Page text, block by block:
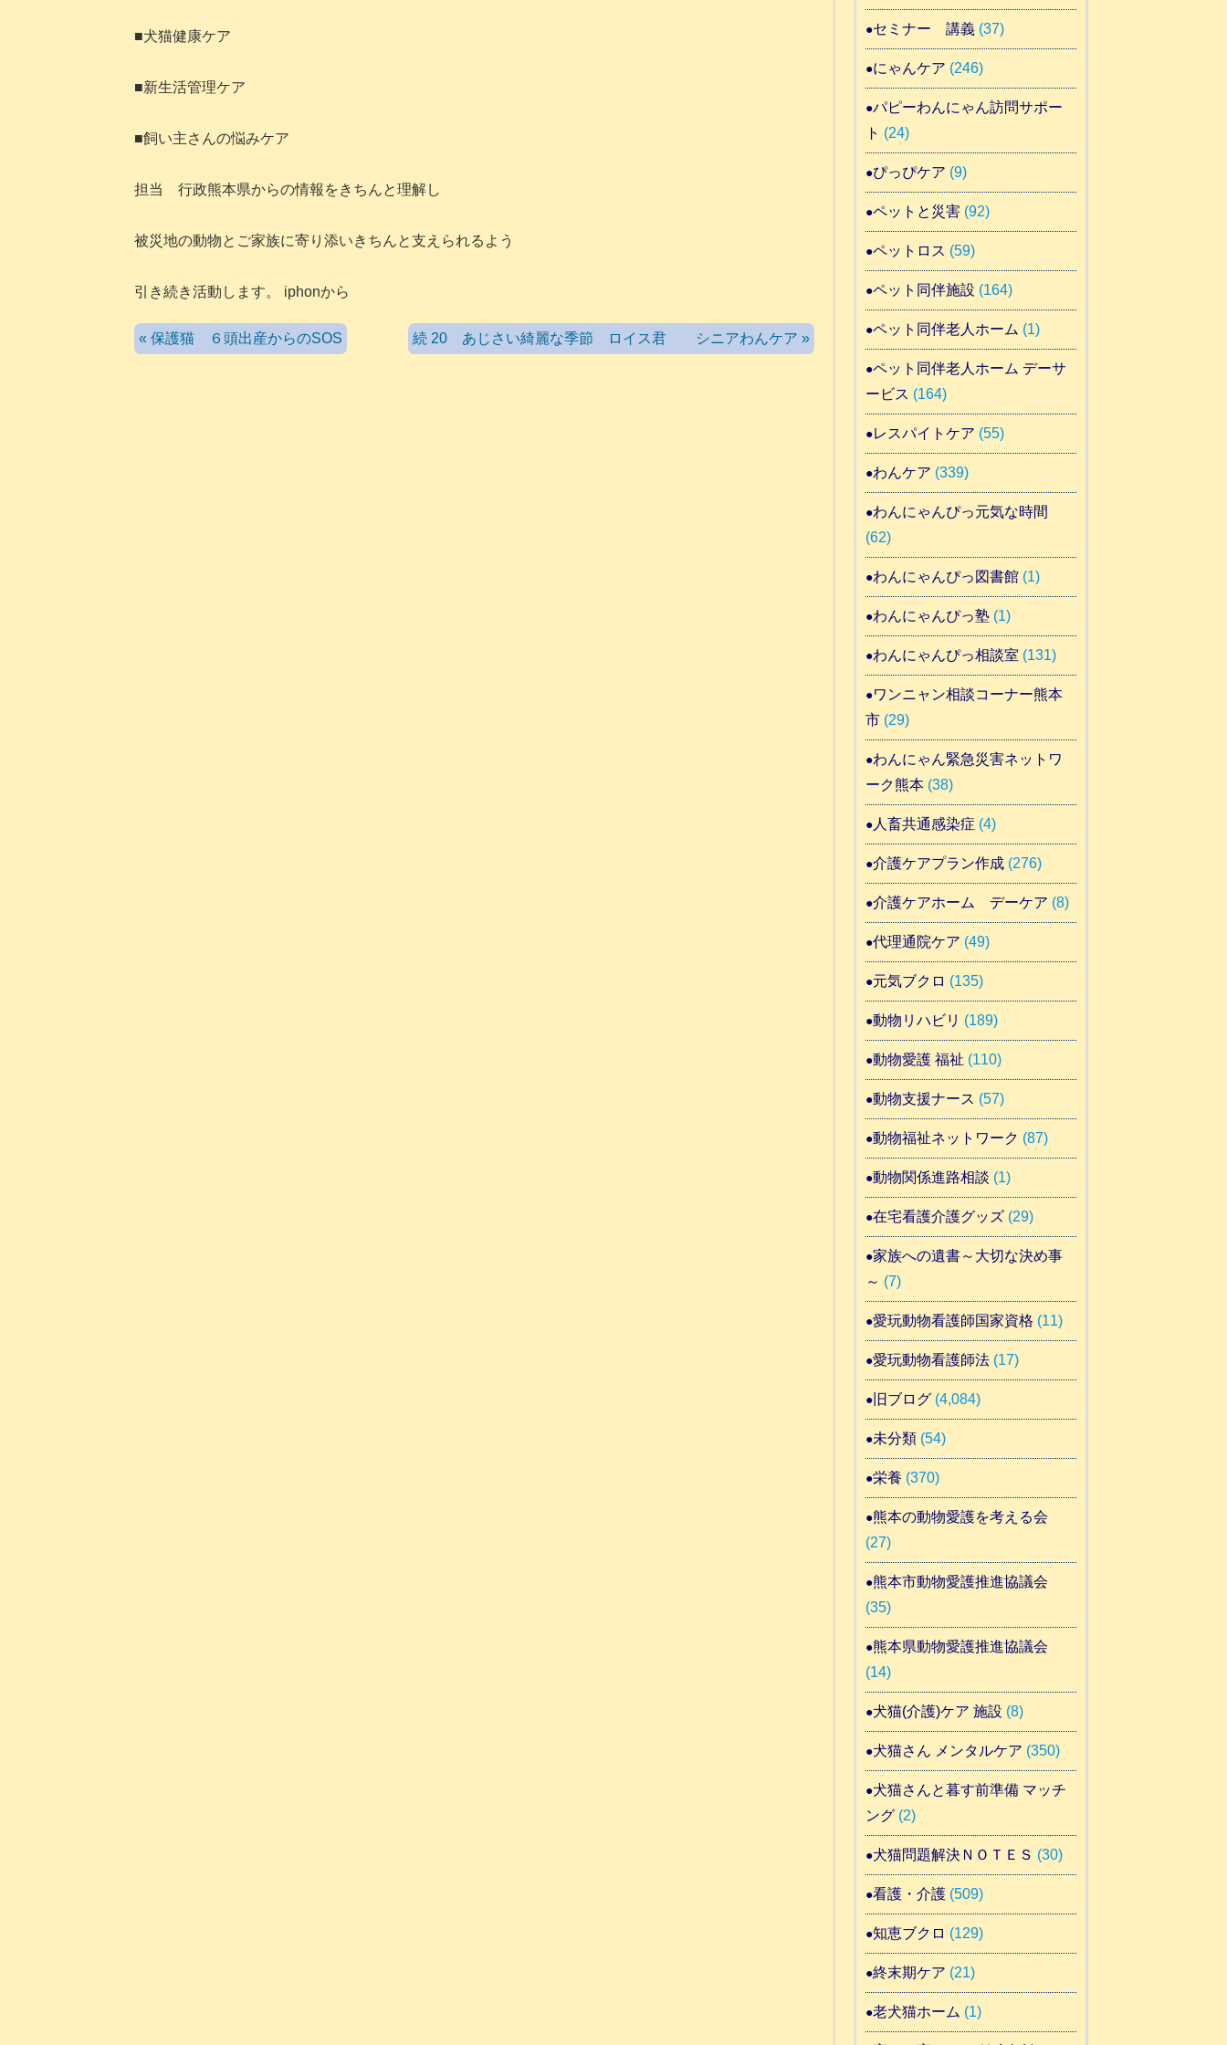
■犬猫健康ケア
■新生活管理ケア
■飼い主さんの悩みケア
担当 行政熊本県からの情報をきちんと理解し
被災地の動物とご家族に寄り添いきちんと支えられるよう
引き続き活動します。 iphonから
« 保護猫 ６頭出産からのSOS 続 20 あじさい綺麗な季節 ロイス君 シニアわんケア »
セミナー 講義(37)
にゃんケア (246)
パピーわんにゃん訪問サポー
ト (24)
ぴっぴケア (9)
ペットと災害(92)
ペットロス (59)
ペット同伴施設 (164)
ペット同伴老人ホーム (1)
ペット同伴老人ホーム デーサ
ービス (164)
レスパイトケア (55)
わんケア (339)
わんにゃんぴっ元気な時間
(62)
わんにゃんぴっ図書館(1)
わんにゃんぴっ塾(1)
わんにゃんぴっ相談室 (131)
ワンニャン相談コーナー熊本
市(29)
わんにゃん緊急災害ネットワ
ーク熊本(38)
人畜共通感染症 (4)
介護ケアプラン作成(276)
介護ケアホーム デーケア (8)
代理通院ケア (49)
元気ブクロ (135)
動物リハビリ (189)
動物愛護 福祉 (110)
動物支援ナース (57)
動物福祉ネットワーク (87)
動物関係進路相談 (1)
在宅看護介護グッズ(29)
家族への遺書～大切な決め事
～ (7)
愛玩動物看護師国家資格 (11)
愛玩動物看護師法(17)
旧ブログ(4,084)
未分類(54)
栄養 (370)
熊本の動物愛護を考える会
(27)
熊本市動物愛護推進協議会
(35)
熊本県動物愛護推進協議会
(14)
犬猫(介護)ケア 施設 (8)
犬猫さん メンタルケア (350)
犬猫さんと暮す前準備 マッチ
ング(2)
犬猫問題解決ＮＯＴＥＳ (30)
看護・介護(509)
知恵ブクロ (129)
終末期ケア (21)
老犬猫ホーム (1)